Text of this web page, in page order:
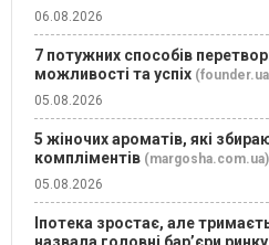
06.08.2026
7 потужних способів
можливості та успіх
05.08.2026
5 жіночих ароматів, які
компліментів (margosha.com.ua)
05.08.2026
Іпотека зростає, але